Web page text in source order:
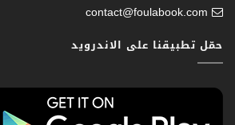
contact@foulabook.com
حمّل تطبيقنا على الاندرويد